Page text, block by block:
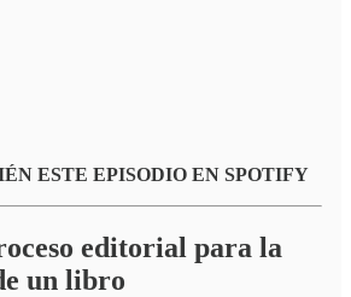
ESTE EPISODIO EN SPOTIFY
editorial para la
un libro